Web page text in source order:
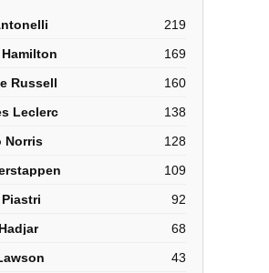
219
169
Russell 160
Leclerc 138
Norris 128
109
92
68
43